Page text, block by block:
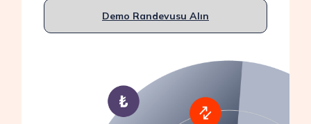
Demo Randevusu Alın